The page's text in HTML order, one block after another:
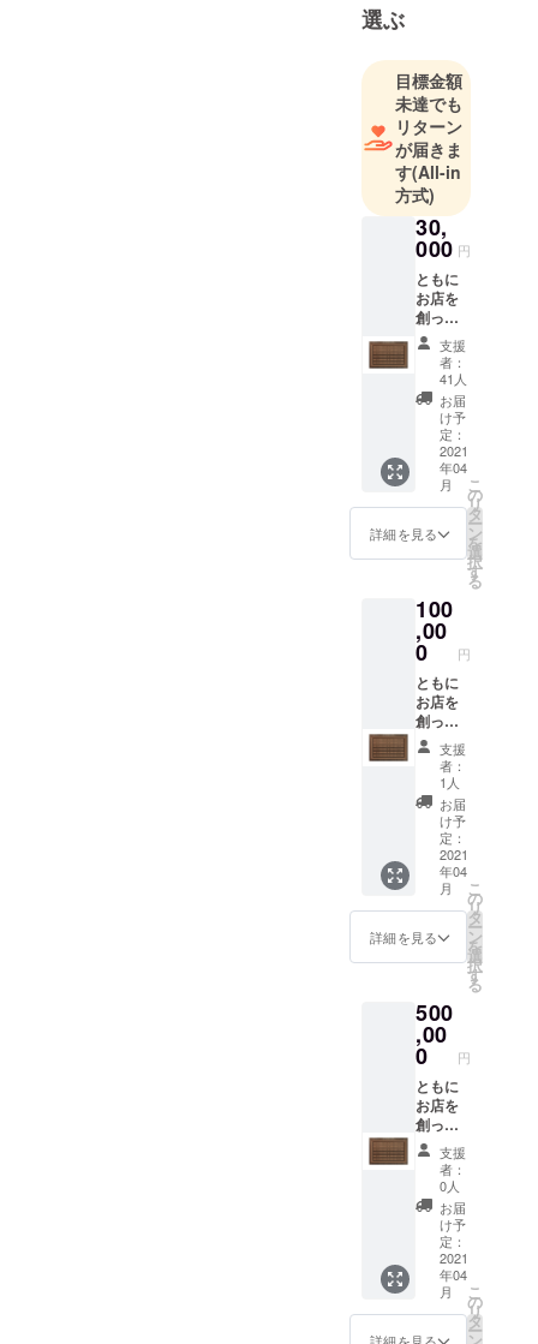
選ぶ
目標金額
未達でも
リターン
が届きま
す(All-in
方式)
30,
000 円
ともに
お店を
創った
証 ネー
ムプ
レート
（木
目）設
置権と
餃子100
個引き
換え
券。
ひょう
たん復
活の支
証とし
て、店
内に支
援者様
のネー
ムプ
レート
を設置
させて
いただ
きま
す。副
賞的に
餃子100
個引き
換え券
または
100個現
品をお
届けい
す。 ＊
現品は
宅急便
（送料
着払
い）に
てお届
けにな
りま
す。 ＊
引き換
え券を
お選び
の方、
引き換
え券の
有効期
限は
支援
者：
41人
お届
け予
定：
2021
年04
月
詳細を見る
こ
の
リ
タ
ー
ン
を
選
択
す
る
100
,00
0 円
ともに
お店を
創った
証 ネー
ムプ
レート
（シル
バー）
設置権
と飲食
10%OF
F会員
券。
ひょう
たん復
援者の
証とし
て、店
内に支
援者様
のネー
ムプ
レート
を設置
させて
いただ
きま
す。副
賞的に
ご飲食
代を1年
間
10%OF
支援
者：
1人
お届
け予
定：
2021
年04
月
詳細を見る
こ
の
リ
タ
ー
ン
を
選
択
す
る
500
,00
0 円
ともに
お店を
創った
証 ネー
ムプ
レート
（ゴー
ルド）
設置権
と飲食
30%OF
F会員
券。
支援
者：
0人
お届
け予
定：
2021
年04
月
詳細を見る
こ
の
リ
タ
ー